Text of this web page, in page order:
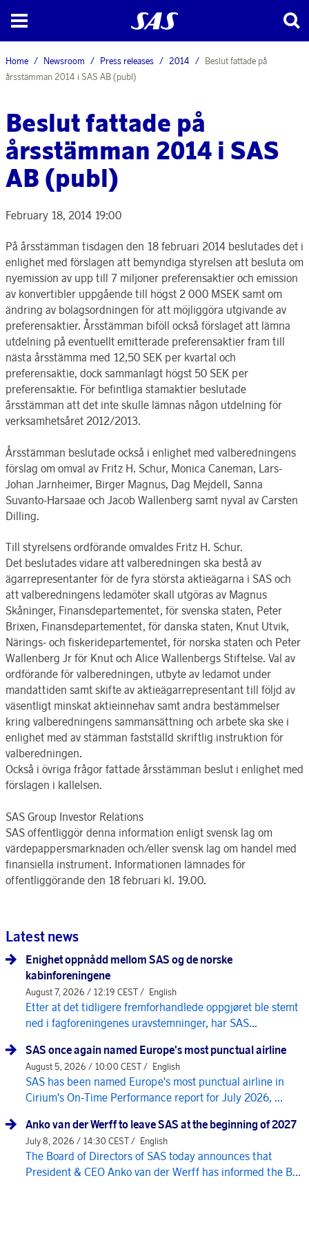
Home Newsroom Press releases 2014
Beslut fattade på
årsstämman 2014 i SAS AB (publ)
Beslut fattade på
årsstämman 2014 i SAS
AB (publ)
February 18, 2014 19:00
På årsstämman tisdagen den 18 februari 2014 beslutades det i
enlighet med förslagen att bemyndiga styrelsen att besluta om
nyemission av upp till 7 miljoner preferensaktier och emission
av konvertibler uppgående till högst 2 000 MSEK samt om
ändring av bolagsordningen för att möjliggöra utgivande av
preferensaktier. Årsstämman biföll också förslaget att lämna
utdelning på eventuellt emitterade preferensaktier fram till
nästa årsstämma med 12,50 SEK per kvartal och
preferensaktie, dock sammanlagt högst 50 SEK per
preferensaktie. För befintliga stamaktier beslutade
årsstämman att det inte skulle lämnas någon utdelning för
verksamhetsåret 2012/2013.
Årsstämman beslutade också i enlighet med valberedningens
förslag om omval av Fritz H. Schur, Monica Caneman, Lars-
Johan Jarnheimer, Birger Magnus, Dag Mejdell, Sanna
Suvanto-Harsaae och Jacob Wallenberg samt nyval av Carsten
Dilling.
Till styrelsens ordförande omvaldes Fritz H. Schur.
Det beslutades vidare att valberedningen ska bestå av
ägarrepresentanter för de fyra största aktieägarna i SAS och
att valberedningens ledamöter skall utgöras av Magnus
Skåninger, Finansdepartementet, för svenska staten, Peter
Brixen, Finansdepartementet, för danska staten, Knut Utvik,
Närings- och fiskeridepartementet, för norska staten och Peter
Wallenberg Jr för Knut och Alice Wallenbergs Stiftelse. Val av
ordförande för valberedningen, utbyte av ledamot under
mandattiden samt skifte av aktieägarrepresentant till följd av
väsentligt minskat aktieinnehav samt andra bestämmelser
kring valberedningens sammansättning och arbete ska ske i
enlighet med av stämman fastställd skriftlig instruktion för
valberedningen.
Också i övriga frågor fattade årsstämman beslut i enlighet med
förslagen i kallelsen.
SAS Group Investor Relations
SAS offentliggör denna information enligt svensk lag om
värdepappersmarknaden och/eller svensk lag om handel med
finansiella instrument. Informationen lämnades för
offentliggörande den 18 februari kl. 19.00.
Latest news
Enighet oppnådd mellom SAS og de norske
kabinforeningene
August 7, 2026 / 12:19 CEST / English
Etter at det tidligere fremforhandlede oppgjøret ble stemt
ned i fagforeningenes uravstemninger, har SAS...
SAS once again named Europe's most punctual airline
August 5, 2026 / 10:00 CEST / English
SAS has been named Europe's most punctual airline in
Cirium's On-Time Performance report for July 2026, ...
Anko van der Werff to leave SAS at the beginning of 2027
July 8, 2026 / 14:30 CEST / English
The Board of Directors of SAS today announces that
President & CEO Anko van der Werff has informed the B...